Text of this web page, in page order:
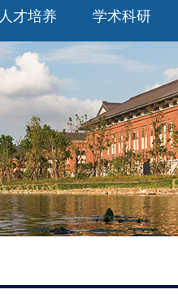
人才培养 学术科研